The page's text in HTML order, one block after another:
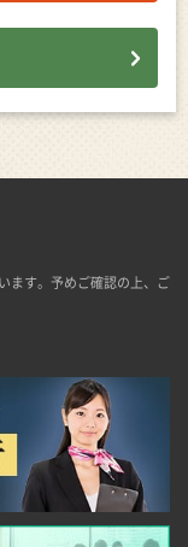
ます。予めご確認の上、ご